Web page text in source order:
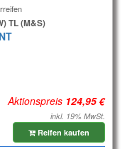
TL (M&S)
Aktionspreis
inkl. 19% MwSt.
Reifen kaufen